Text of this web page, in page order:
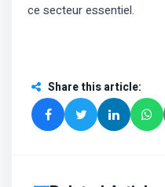
ce secteur essentiel.
Share this article: